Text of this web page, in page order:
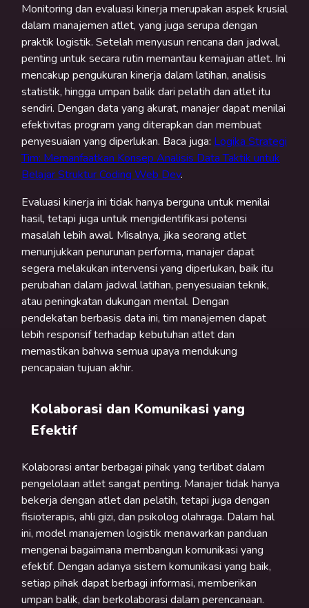
Monitoring dan evaluasi kinerja merupakan aspek krusial
dalam manajemen atlet, yang juga serupa dengan
praktik logistik. Setelah menyusun rencana dan jadwal,
penting untuk secara rutin memantau kemajuan atlet. Ini
mencakup pengukuran kinerja dalam latihan, analisis
statistik, hingga umpan balik dari pelatih dan atlet itu
sendiri. Dengan data yang akurat, manajer dapat menilai
efektivitas program yang diterapkan dan membuat
penyesuaian yang diperlukan. Baca juga: Logika Strategi
Tim: Memanfaatkan Konsep Analisis Data Taktik untuk
Belajar Struktur Coding Web Dev.
Evaluasi kinerja ini tidak hanya berguna untuk menilai
hasil, tetapi juga untuk mengidentifikasi potensi
masalah lebih awal. Misalnya, jika seorang atlet
menunjukkan penurunan performa, manajer dapat
segera melakukan intervensi yang diperlukan, baik itu
perubahan dalam jadwal latihan, penyesuaian teknik,
atau peningkatan dukungan mental. Dengan
pendekatan berbasis data ini, tim manajemen dapat
lebih responsif terhadap kebutuhan atlet dan
memastikan bahwa semua upaya mendukung
pencapaian tujuan akhir.
Kolaborasi dan Komunikasi yang
Efektif
Kolaborasi antar berbagai pihak yang terlibat dalam
pengelolaan atlet sangat penting. Manajer tidak hanya
bekerja dengan atlet dan pelatih, tetapi juga dengan
fisioterapis, ahli gizi, dan psikolog olahraga. Dalam hal
ini, model manajemen logistik menawarkan panduan
mengenai bagaimana membangun komunikasi yang
efektif. Dengan adanya sistem komunikasi yang baik,
setiap pihak dapat berbagi informasi, memberikan
umpan balik, dan berkolaborasi dalam perencanaan.